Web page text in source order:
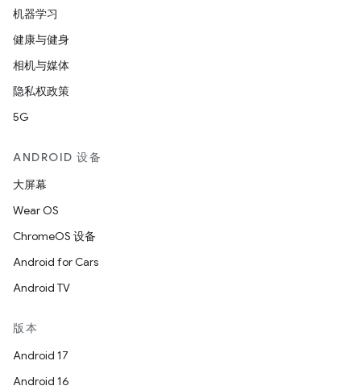
机器学习
健康与健身
相机与媒体
隐私权政策
5G
ANDROID 设备
大屏幕
Wear OS
ChromeOS 设备
Android for Cars
Android TV
版本
Android 17
Android 16